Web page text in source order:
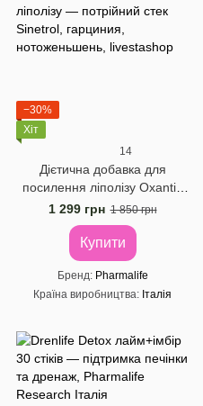
−30%
Хіт
14
Дієтична добавка для
посилення ліполізу Oxantin
"Спалення жирів", 60 таб.
1 299 грн 1 850 грн
Купити
Бренд
Pharmalife
Країна виробництва
Італія